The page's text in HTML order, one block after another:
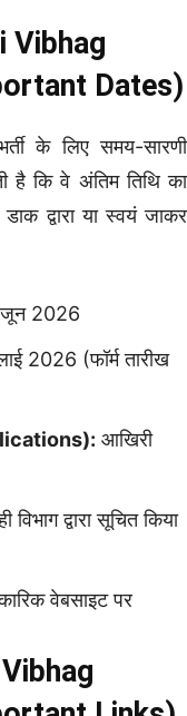
Vibhag
Dates)
के लिए समय-सारणी
है कि वे अंतिम तिथि का
द्वारा या स्वयं जाकर
2026
2026 (फॉर्म तारीख
आखिरी
विभाग द्वारा सूचित किया
वेबसाइट पर